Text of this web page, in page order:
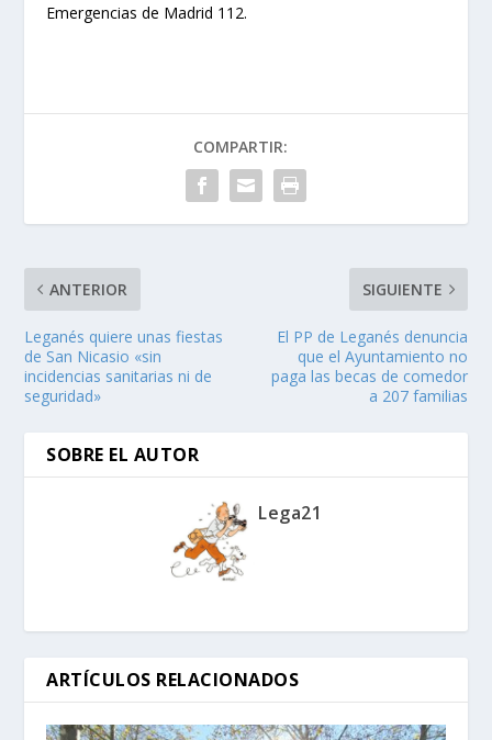
Emergencias de Madrid 112.
COMPARTIR:
ANTERIOR
Leganés quiere unas fiestas
de San Nicasio «sin
incidencias sanitarias ni de
seguridad»
SIGUIENTE
El PP de Leganés denuncia
que el Ayuntamiento no
paga las becas de comedor
a 207 familias
SOBRE EL AUTOR
Lega21
ARTÍCULOS RELACIONADOS